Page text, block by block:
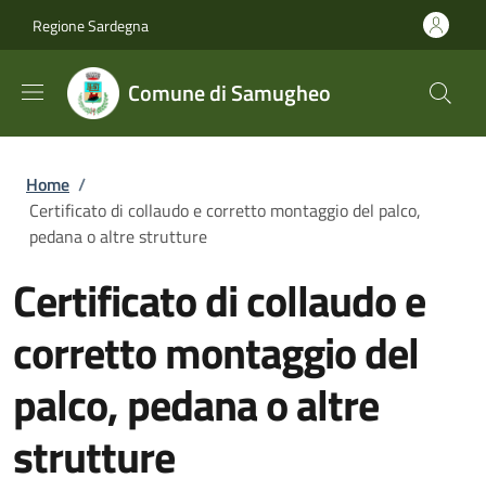
Regione Sardegna
Comune di Samugheo
Briciole di pane
Home /
Certificato di collaudo e corretto montaggio del palco,
pedana o altre strutture
Certificato di collaudo e
corretto montaggio del
palco, pedana o altre
strutture